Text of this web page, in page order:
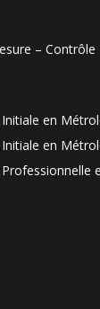
–
en
en